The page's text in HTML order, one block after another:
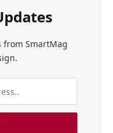
from SmartMag